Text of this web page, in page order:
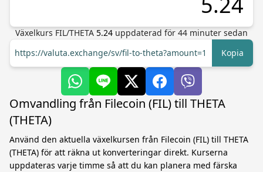
Växelkurs FIL/THETA 5.24 uppdaterad för 44 minuter sedan
https://valuta.exchange/sv/fil-to-theta?amount=1
Kopia
Omvandling från Filecoin (FIL) till THETA
(THETA)
Använd den aktuella växelkursen från Filecoin (FIL) till THETA
(THETA) för att räkna ut konverteringar direkt. Kurserna
uppdateras varje timme så att du kan planera med färska